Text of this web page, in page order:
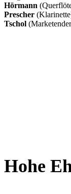
Hörmann
Prescher
Tschol
Hohe